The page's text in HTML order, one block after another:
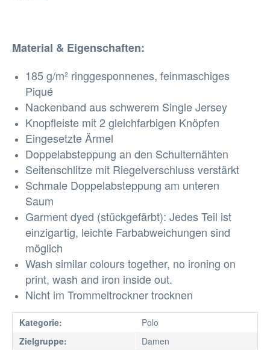
Material & Eigenschaften:
185 g/m² ringgesponnenes, feinmaschiges
Piqué
Nackenband aus schwerem Single Jersey
Knopfleiste mit 2 gleichfarbigen Knöpfen
Eingesetzte Ärmel
Doppelabsteppung an den Schulternähten
Seitenschlitze mit Riegelverschluss verstärkt
Schmale Doppelabsteppung am unteren
Saum
Garment dyed (stückgefärbt): Jedes Teil ist
einzigartig, leichte Farbabweichungen sind
möglich
Wash similar colours together, no ironing on
print, wash and iron inside out.
Nicht im Trommeltrockner trocknen
Kategorie:
Polo
Zielgruppe:
Damen